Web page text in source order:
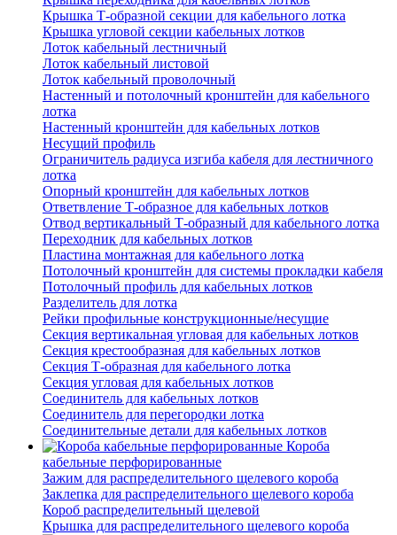
Крышка Т-образной секции для кабельного лотка
Крышка угловой секции кабельных лотков
Лоток кабельный лестничный
Лоток кабельный листовой
Лоток кабельный проволочный
Настенный и потолочный кронштейн для кабельного
лотка
Настенный кронштейн для кабельных лотков
Несущий профиль
Ограничитель радиуса изгиба кабеля для лестничного
лотка
Опорный кронштейн для кабельных лотков
Ответвление Т-образное для кабельных лотков
Отвод вертикальный Т-образный для кабельного лотка
Переходник для кабельных лотков
Пластина монтажная для кабельного лотка
Потолочный кронштейн для системы прокладки кабеля
Потолочный профиль для кабельных лотков
Разделитель для лотка
Рейки профильные конструкционные/несущие
Секция вертикальная угловая для кабельных лотков
Секция крестообразная для кабельных лотков
Секция Т-образная для кабельного лотка
Секция угловая для кабельных лотков
Соединитель для кабельных лотков
Соединитель для перегородки лотка
Соединительные детали для кабельных лотков
Короба
кабельные перфорированные
Зажим для распределительного щелевого короба
Заклепка для распределительного щелевого короба
Короб распределительный щелевой
Крышка для распределительного щелевого короба